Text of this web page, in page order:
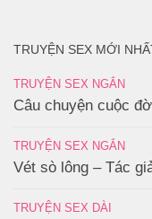
TRUYỆN SEX MỚI
TRUYỆN SEX NGẮN
Câu chuyện cuộc
TRUYỆN SEX NGẮN
Vét sò lông – Tác
TRUYỆN SEX DÀI